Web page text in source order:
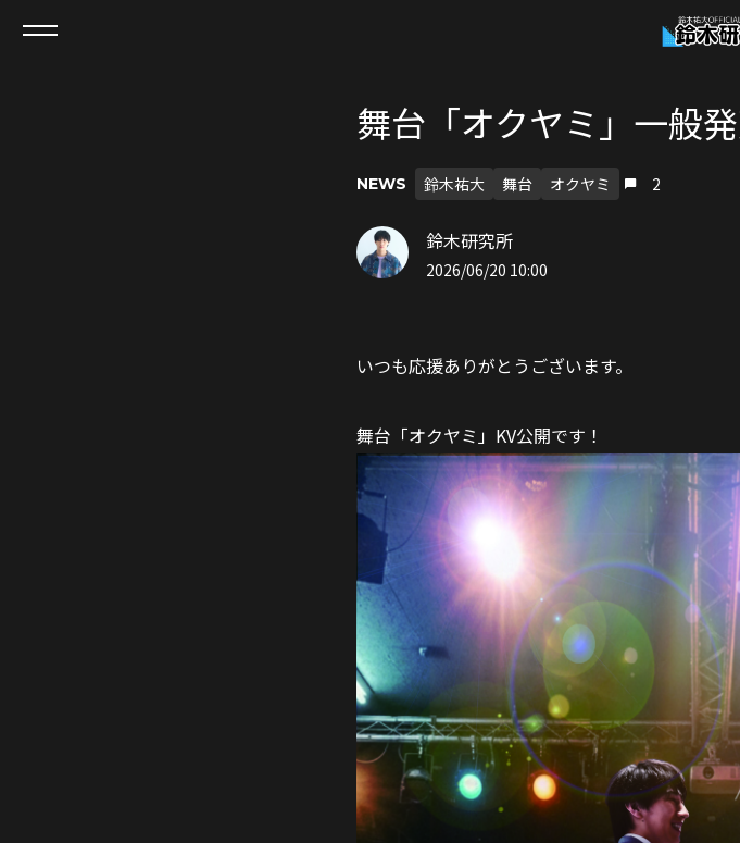
舞台「オクヤミ」一般発
NEWS 鈴木祐大 舞台 オクヤミ 2
鈴木研究所
2026/06/20 10:00
いつも応援ありがとうございます。
舞台「オクヤミ」KV公開です！